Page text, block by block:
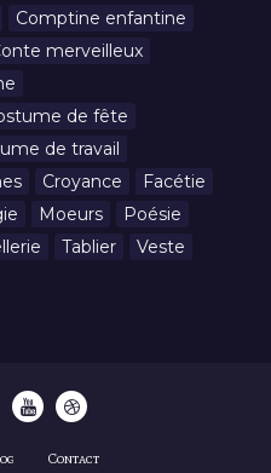
Comptine enfantine
merveilleux
de fête
de travail
Croyance
Facétie
Moeurs
Poésie
Tablier Veste
Contact